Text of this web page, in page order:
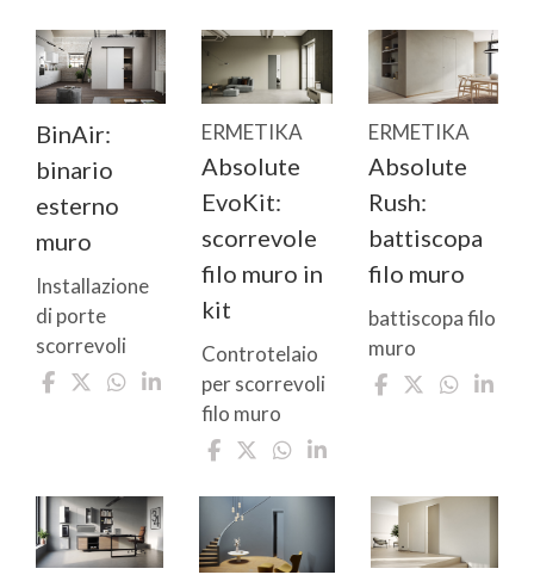
BinAir:
binario
esterno
muro
Installazione
di porte
scorrevoli
ERMETIKA
Absolute
EvoKit:
scorrevole
filo muro in
kit
Controtelaio
per scorrevoli
filo muro
ERMETIKA
Absolute
Rush:
battiscopa
filo muro
battiscopa filo
muro